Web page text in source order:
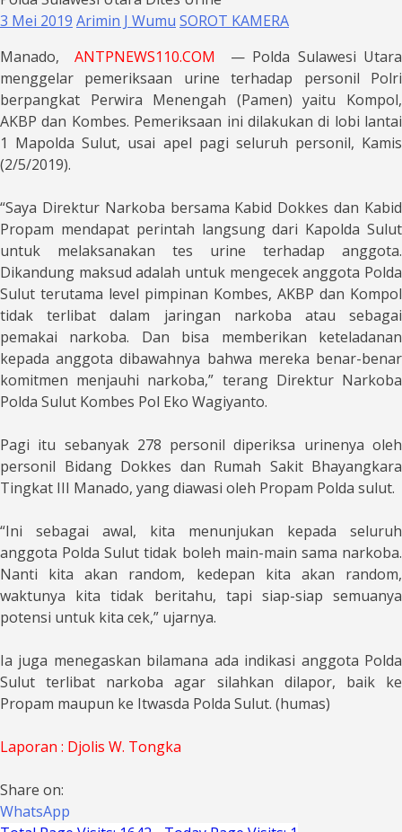
3 Mei 2019 Arimin J Wumu SOROT KAMERA
Manado, ANTPNEWS110.COM — Polda Sulawesi Utara
menggelar pemeriksaan urine terhadap personil Polri
berpangkat Perwira Menengah (Pamen) yaitu Kompol,
AKBP dan Kombes. Pemeriksaan ini dilakukan di lobi lantai
1 Mapolda Sulut, usai apel pagi seluruh personil, Kamis
(2/5/2019).
“Saya Direktur Narkoba bersama Kabid Dokkes dan Kabid
Propam mendapat perintah langsung dari Kapolda Sulut
untuk melaksanakan tes urine terhadap anggota.
Dikandung maksud adalah untuk mengecek anggota Polda
Sulut terutama level pimpinan Kombes, AKBP dan Kompol
tidak terlibat dalam jaringan narkoba atau sebagai
pemakai narkoba. Dan bisa memberikan keteladanan
kepada anggota dibawahnya bahwa mereka benar-benar
komitmen menjauhi narkoba,” terang Direktur Narkoba
Polda Sulut Kombes Pol Eko Wagiyanto.
Pagi itu sebanyak 278 personil diperiksa urinenya oleh
personil Bidang Dokkes dan Rumah Sakit Bhayangkara
Tingkat III Manado, yang diawasi oleh Propam Polda sulut.
“Ini sebagai awal, kita menunjukan kepada seluruh
anggota Polda Sulut tidak boleh main-main sama narkoba.
Nanti kita akan random, kedepan kita akan random,
waktunya kita tidak beritahu, tapi siap-siap semuanya
potensi untuk kita cek,” ujarnya.
Ia juga menegaskan bilamana ada indikasi anggota Polda
Sulut terlibat narkoba agar silahkan dilapor, baik ke
Propam maupun ke Itwasda Polda Sulut. (humas)
Laporan : Djolis W. Tongka
Share on:
WhatsApp